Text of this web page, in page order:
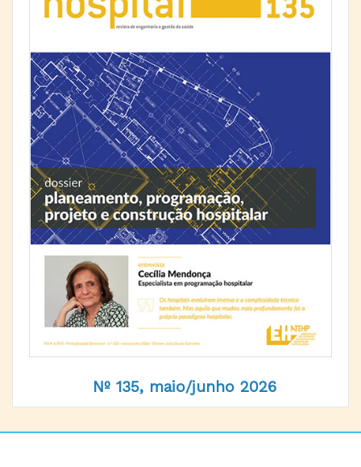
Nº 135, maio/junho 2026